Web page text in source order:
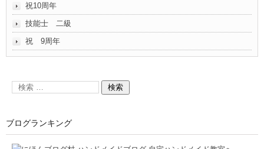
祝10周年
技能士 二級
祝 9周年
ブログランキング